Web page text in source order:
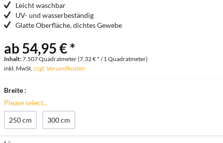
Leicht waschbar
UV- und wasserbeständig
Glatte Oberfläche, dichtes Gewebe
ab 54,95 € *
Inhalt:7.507 Quadratmeter (7,32 € * / 1 Quadratmeter)
inkl. MwSt. zzgl. Versandkosten
Breite :
Please select...
250 cm 300 cm